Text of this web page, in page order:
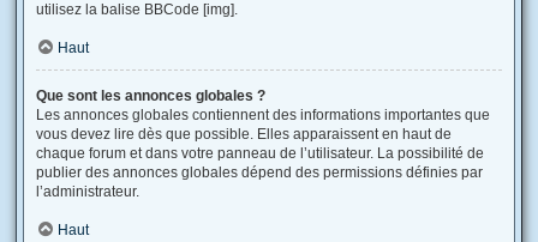
utilisez la balise BBCode [img].
Haut
Que sont les annonces globales ?
Les annonces globales contiennent des informations importantes que
vous devez lire dès que possible. Elles apparaissent en haut de
chaque forum et dans votre panneau de l’utilisateur. La possibilité de
publier des annonces globales dépend des permissions définies par
l’administrateur.
Haut